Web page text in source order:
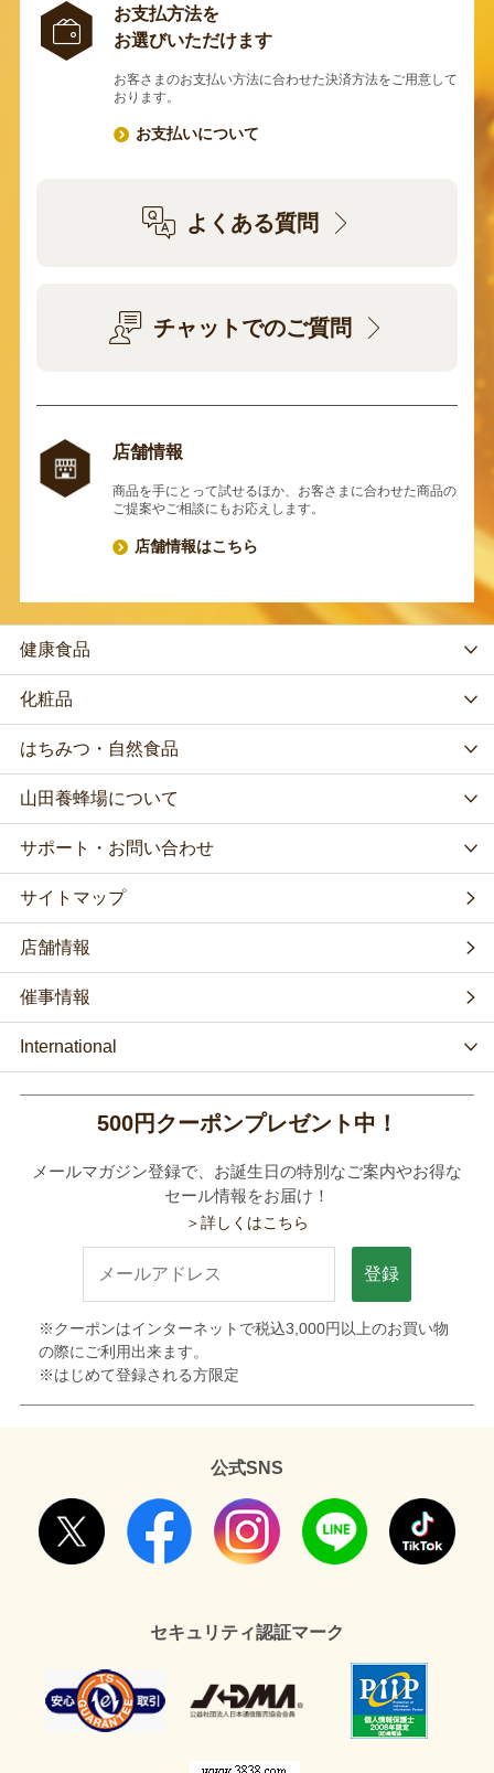
お支払方法を
お選びいただけます
お客さまのお支払い方法に合わせた決済方法をご用意して
おります。
お支払いについて
よくある質問
チャットでのご質問
店舗情報
商品を手にとって試せるほか、お客さまに合わせた商品の
ご提案やご相談にもお応えします。
店舗情報はこちら
健康食品
化粧品
はちみつ・自然食品
山田養蜂場について
サポート・お問い合わせ
サイトマップ
店舗情報
催事情報
International
500円クーポンプレゼント中！
メールマガジン登録で、お誕生日の特別なご案内やお得な
セール情報をお届け！
＞詳しくはこちら
登録
※クーポンはインターネットで税込3,000円以上のお買い物
の際にご利用出来ます。
※はじめて登録される方限定
公式SNS
セキュリティ認証マーク